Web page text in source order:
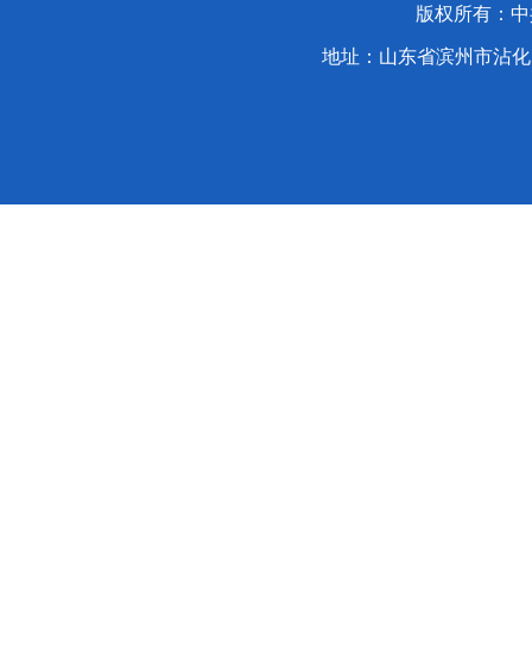
版权所有：
地址：山东省滨州市沾